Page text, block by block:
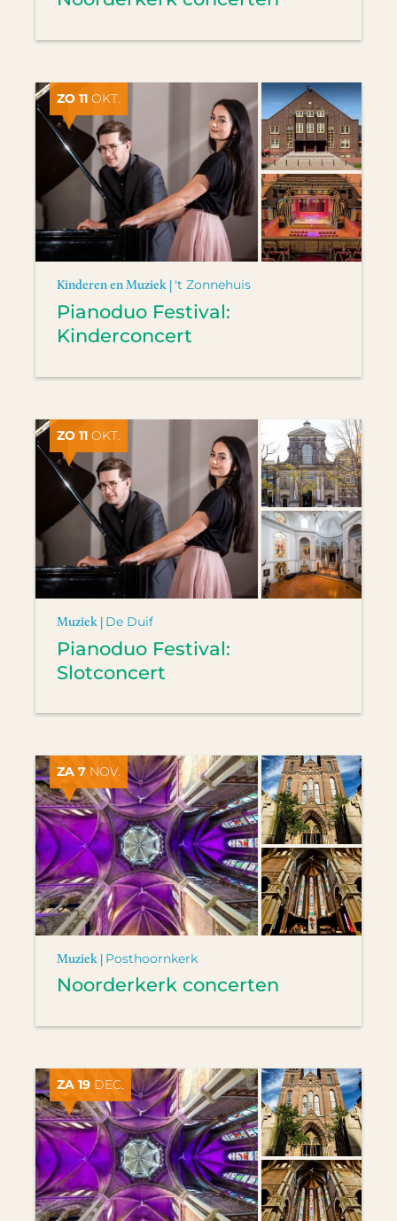
ZO 11 OKT.
Kinderen en Muziek | 't Zonnehuis
Pianoduo Festival:
Kinderconcert
ZO 11 OKT.
Muziek | De Duif
Pianoduo Festival:
Slotconcert
ZA 7 NOV.
Muziek | Posthoornkerk
Noorderkerk concerten
ZA 19 DEC.